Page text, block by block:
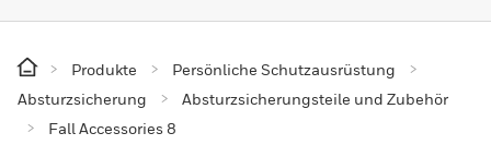
Produkte
Persönliche Schutzausrüstung
Absturzsicherung
Absturzsicherungsteile und Zubehör
Fall Accessories 8